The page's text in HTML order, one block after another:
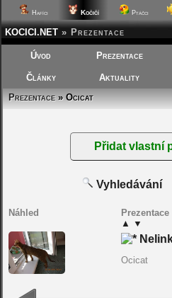
Hafíci Kočičí Ptáčci
KOCICI.NET » Prezentace
Úvod Prezentace
Články Aktuality
Prezentace» Ocicat
Vyhledávání
Náhled
Prezentace
▲ ▼
Ocicat